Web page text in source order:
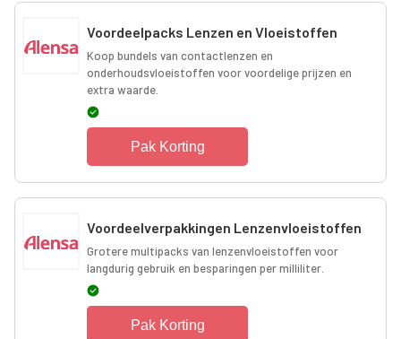
Voordeelpacks Lenzen en Vloeistoffen
Koop bundels van contactlenzen en
onderhoudsvloeistoffen voor voordelige prijzen en
extra waarde.
Pak Korting
Voordeelverpakkingen Lenzenvloeistoffen
Grotere multipacks van lenzenvloeistoffen voor
langdurig gebruik en besparingen per milliliter.
Pak Korting